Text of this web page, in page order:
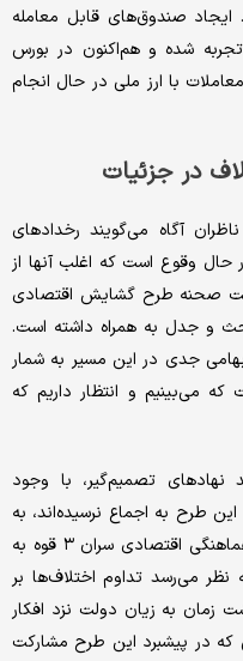
صندوق‌های قابل معامله
شده و هم‌اکنون در بورس
با ارز ملی در حال انجام
در جزئیات
آگاه می‌گویند رخدادهای
وقوع است که اغلب آنها از
پشت صحنه طرح گشایش اقتصادی
و جدل به همراه داشته است.
جدی در این مسیر به شمار
می‌بینیم و انتظار داریم که
نهادهای تصمیم‌گیر، با وجود
طرح به اجماع نرسیده‌اند، به
همین دلیل نشست نشست‌های شورای هماهنگی اقتصادی سران ۳ قوه به
می‌رسد تداوم اختلاف‌ها بر
به زیان دولت نزد افکار
در پیشبرد این طرح مشارکت